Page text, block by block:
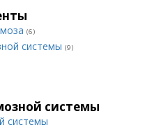
(6)
системы (9)
системы
системы